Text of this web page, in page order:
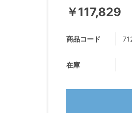
￥117,829
商品コード
在庫